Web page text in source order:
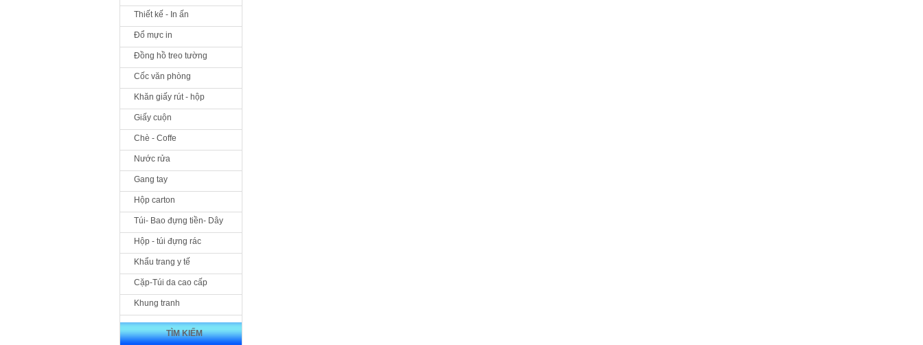
Thiết kế - In ấn
Đổ mực in
Đồng hồ treo tường
Cốc văn phòng
Khăn giấy rút - hộp
Giấy cuộn
Chè - Coffe
Nước rửa
Gang tay
Hộp carton
Túi- Bao đựng tiền- Dây
Hộp - túi đựng rác
Khẩu trang y tế
Cặp-Túi da cao cấp
Khung tranh
TÌM KIẾM